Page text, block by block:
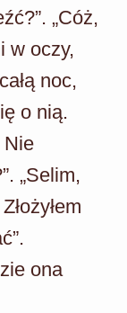
„Cóż,
w oczy,
noc,
o nią.
Nie
„Selim,
ona